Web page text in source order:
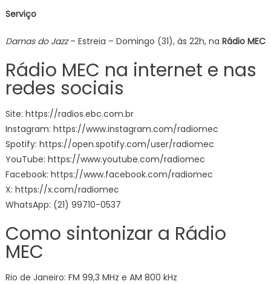
Serviço
Damas do Jazz– Estreia – Domingo (31), às 22h, na Rádio MEC
Rádio MEC na internet e nas
redes sociais
Site: https://radios.ebc.com.br
Instagram: https://www.instagram.com/radiomec
Spotify: https://open.spotify.com/user/radiomec
YouTube: https://www.youtube.com/radiomec
Facebook: https://www.facebook.com/radiomec
X: https://x.com/radiomec
WhatsApp: (21) 99710-0537
Como sintonizar a Rádio
MEC
Rio de Janeiro: FM 99,3 MHz e AM 800 kHz